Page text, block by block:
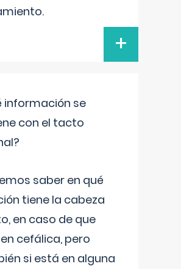
+
información se
con el tacto
saber en qué
tiene la cabeza
en caso de que
cefálica, pero
si está en alguna